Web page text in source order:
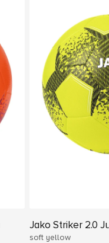
Jako Striker 2.0
soft yellow